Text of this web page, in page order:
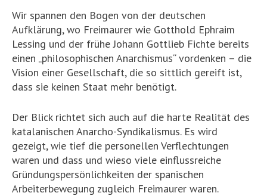
Wir spannen den Bogen von der deutschen
Aufklärung, wo Freimaurer wie Gotthold Ephraim
Lessing und der frühe Johann Gottlieb Fichte bereits
einen „philosophischen Anarchismus“ vordenken – die
Vision einer Gesellschaft, die so sittlich gereift ist,
dass sie keinen Staat mehr benötigt.
Der Blick richtet sich auch auf die harte Realität des
katalanischen Anarcho-Syndikalismus. Es wird
gezeigt, wie tief die personellen Verflechtungen
waren und dass und wieso viele einflussreiche
Gründungspersönlichkeiten der spanischen
Arbeiterbewegung zugleich Freimaurer waren.